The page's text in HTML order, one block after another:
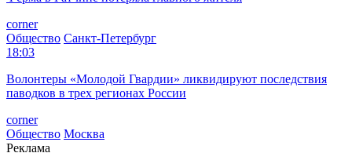
corner
Общество Санкт-Петербург
18:03
Волонтеры «Молодой Гвардии» ликвидируют последствия
паводков в трех регионах России
corner
Общество Москва
Реклама